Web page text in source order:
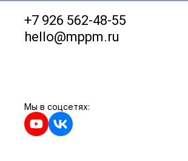
+7 926 562-48-55
hello@mppm.ru
Мы в соцсетях: